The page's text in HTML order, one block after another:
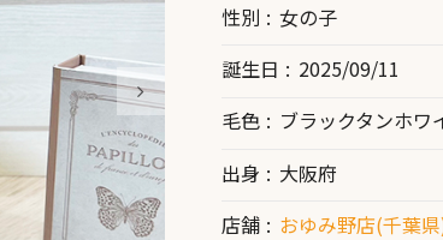
性別
女の子
誕生日
2025/09/11
毛色
ブラックタンホワ
出身
大阪府
店舗
おゆみ野店(千葉